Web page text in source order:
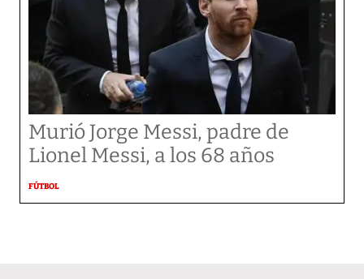
Murió Jorge Messi, padre de
Lionel Messi, a los 68 años
FÚTBOL